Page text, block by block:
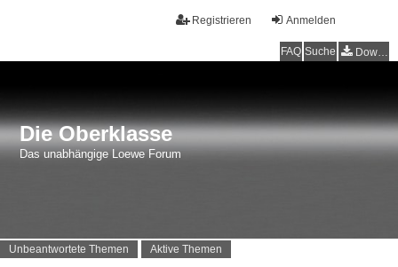
Anmelden
Registrieren
FAQ Suche Downloads
Die Oberklasse
Das unabhängige Loewe Forum
Unbeantwortete Themen Aktive Themen